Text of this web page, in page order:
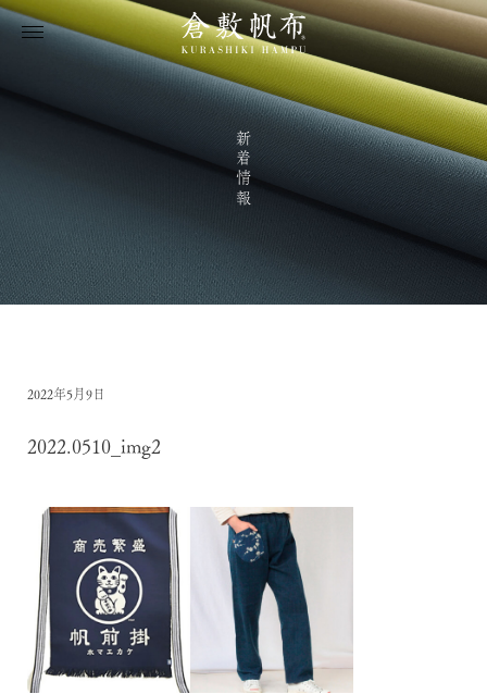
新着情報
2022年5月9日
2022.0510_img2